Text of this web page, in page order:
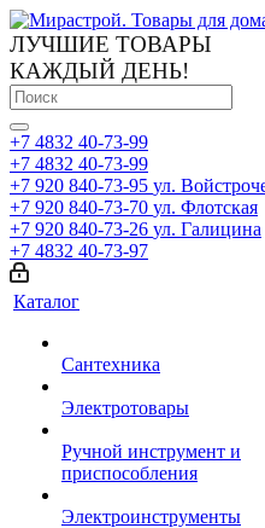
ЛУЧШИЕ ТОВАРЫ
КАЖДЫЙ ДЕНЬ!
+7 4832 40-73-99
+7 4832 40-73-99
+7 920 840-73-95 ул.
+7 920 840-73-70 ул. Флотская
+7 920 840-73-26 ул. Галицина
+7 4832 40-73-97
Каталог
Сантехника
Электротовары
Ручной инструмент и
приспособления
Электроинструменты